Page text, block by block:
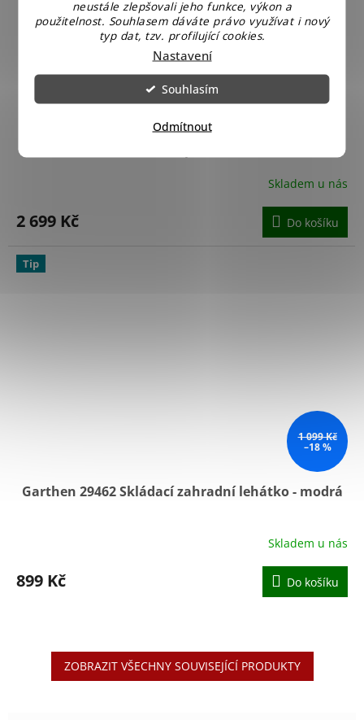
neustále zlepšovali jeho funkce, výkon a
použitelnost. Souhlasem dáváte právo využívat i nový
typ dat, tzv. profilující cookies.
Nastavení
Odmítnout
Souhlasím
Tarrington House Zahradní gril na dřevěné uhlí
produktu
je
Skladem u nás
2 699 Kč Do košíku
Tip
1 099 Kč
–18 %
Garthen 29462 Skládací zahradní lehátko - modrá
produktu
je
hvězdiček.
Skladem u nás
899 Kč Do košíku
ZOBRAZIT VŠECHNY SOUVISEJÍCÍ PRODUKTY